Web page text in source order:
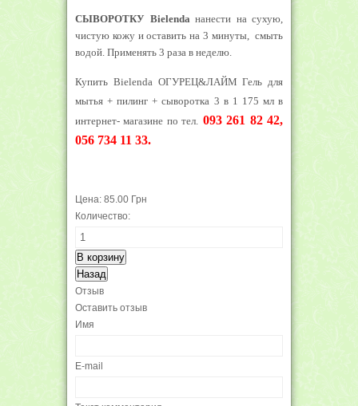
СЫВОРОТКУ Bielenda нанести на сухую,
чистую кожу и оставить на 3 минуты, смыть
водой. Применять 3 раза в неделю.
Купить Bielenda ОГУРЕЦ&ЛАЙМ Гель для
мытья + пилинг + сыворотка 3 в 1 175 мл в
интернет- магазине по тел. 093 261 82 42,
056 734 11 33.
Цена: 85.00 Грн
Количество:
Отзыв
Оставить отзыв
Имя
E-mail